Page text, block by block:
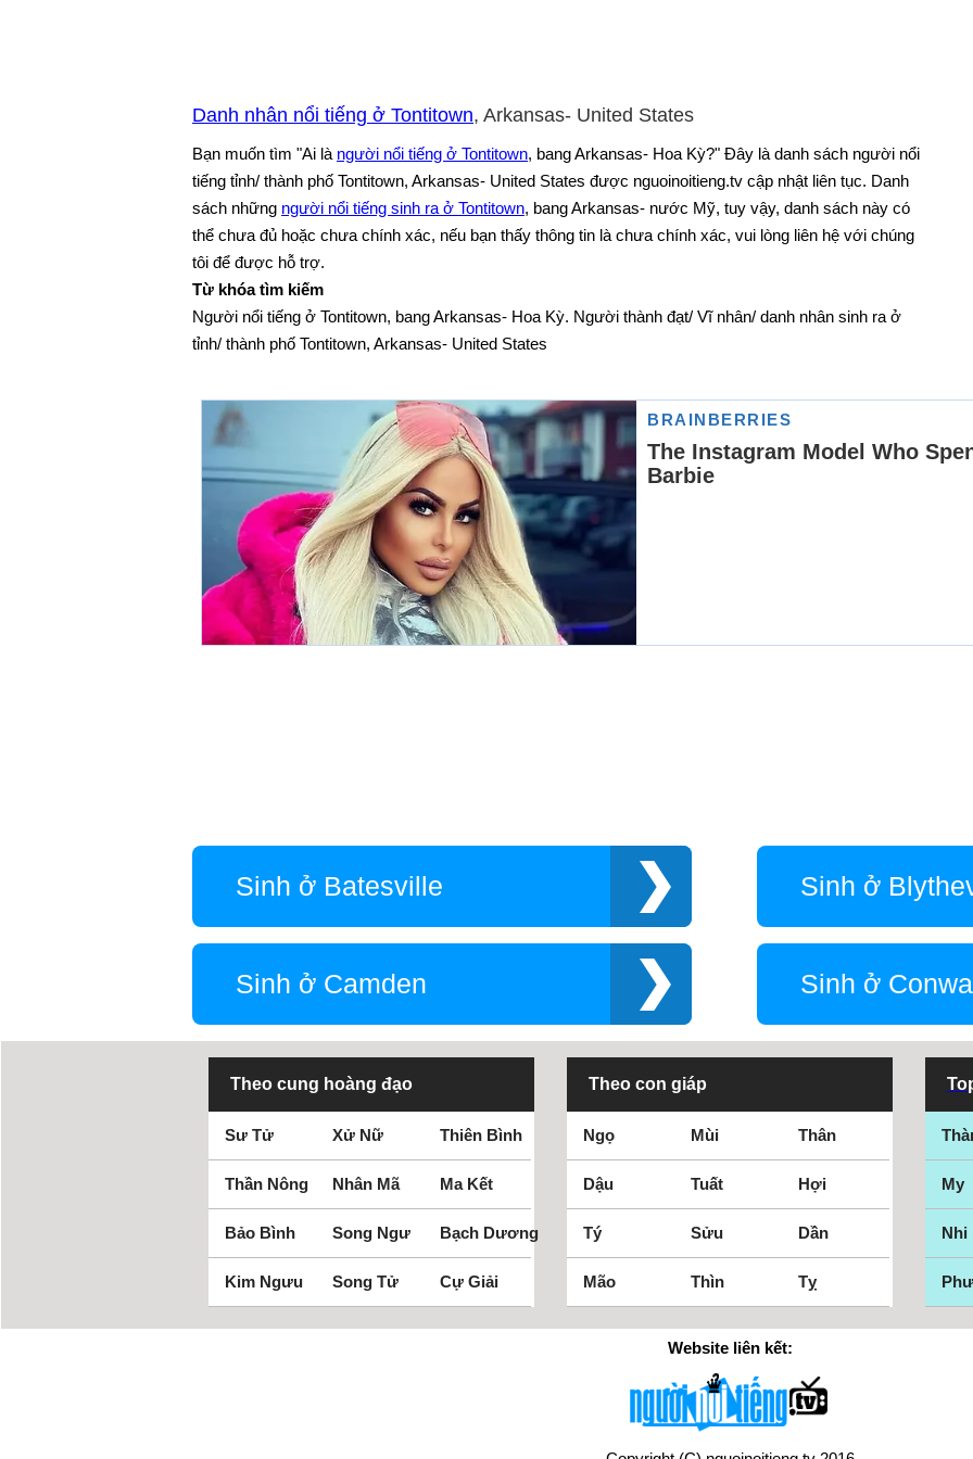
Danh nhân nổi tiếng ở Tontitown, Arkansas- United States
Bạn muốn tìm "Ai là người nổi tiếng ở Tontitown, bang Arkansas- Hoa Kỳ?" Đây là danh sách người nổi
tiếng tỉnh/ thành phố Tontitown, Arkansas- United States được nguoinoitieng.tv cập nhật liên tục. Danh
sách những người nổi tiếng sinh ra ở Tontitown, bang Arkansas- nước Mỹ, tuy vậy, danh sách này có
thể chưa đủ hoặc chưa chính xác, nếu bạn thấy thông tin là chưa chính xác, vui lòng liên hệ với chúng
tôi để được hỗ trợ.
Từ khóa tìm kiếm
Người nổi tiếng ở Tontitown, bang Arkansas- Hoa Kỳ. Người thành đạt/ Vĩ nhân/ danh nhân sinh ra ở
tỉnh/ thành phố Tontitown, Arkansas- United States
Sinh ở Batesville Sinh ở
Sinh ở Camden Sinh ở
Theo cung hoàng đạo
Sư Tử Xử Nữ Thiên Bình
Thần Nông Nhân Mã Ma Kết
Bảo Bình Song Ngư Bạch Dương
Kim Ngưu Song Tử Cự Giải
Theo con giáp
Ngọ Mùi Thân
Dậu Tuất Hợi
Tý Sửu Dần
Mão Thìn Tỵ
My
Nhi
Website liên kết: